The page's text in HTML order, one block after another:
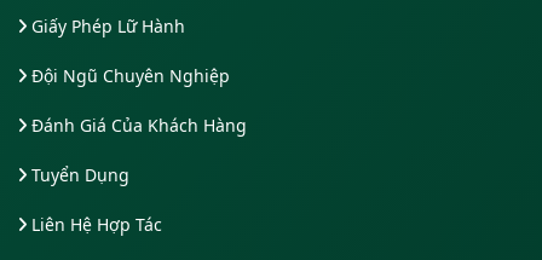
Giấy Phép Lữ Hành
Đội Ngũ Chuyên Nghiệp
Đánh Giá Của Khách Hàng
Tuyển Dụng
Liên Hệ Hợp Tác